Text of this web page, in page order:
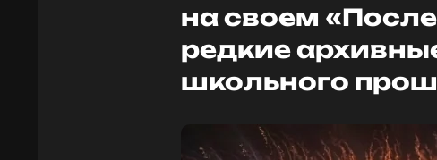
на своем
редкие
школьного